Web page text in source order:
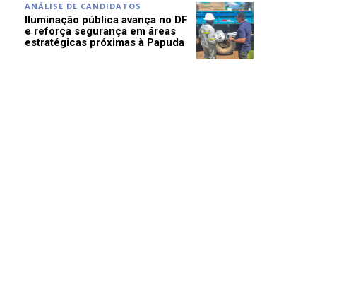
ANÁLISE DE CANDIDATOS
Iluminação pública avança no DF
e reforça segurança em áreas
estratégicas próximas à Papuda